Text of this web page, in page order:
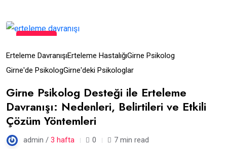
16
Tem
Erteleme DavranışıErteleme HastalığıGirne Psikolog
Girne'de PsikologGirne'deki Psikologlar
Girne Psikolog Desteği ile Erteleme
Davranışı: Nedenleri, Belirtileri ve Etkili
Çözüm Yöntemleri
admin / 3 hafta 0 7 min read